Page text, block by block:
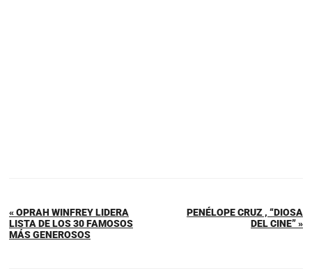
« OPRAH WINFREY LIDERA
LISTA DE LOS 30 FAMOSOS
MÁS GENEROSOS
PENÉLOPE CRUZ , “DIOSA
DEL CINE” »